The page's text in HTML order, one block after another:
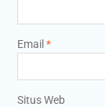
Email*
Situs Web